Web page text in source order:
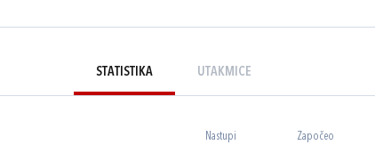
STATISTIKA UTAKMICE
Nastupi Započeo